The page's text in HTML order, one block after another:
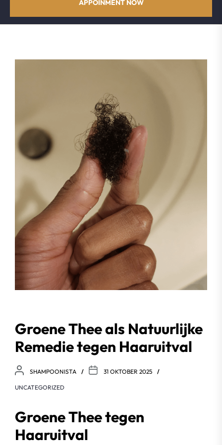
APPOINMENT NOW
Groene Thee als Natuurlijke
Remedie tegen Haaruitval
SHAMPOONISTA 31 OKTOBER 2025
UNCATEGORIZED
Groene Thee tegen
Haaruitval